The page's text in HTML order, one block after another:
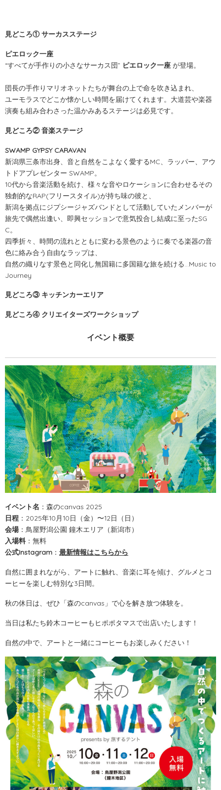
見どころ① サーカスステージ
ピエロック一座
“すべてが手作りの小さなサーカス団” ピエロック一座 が登場。
団長の手作りマリオネットたちが舞台の上で命を吹き込まれ、
ユーモラスでどこか懐かしい時間を届けてくれます。大道芸や楽器
演奏も組み合わさった温かみあるステージは必見です。
見どころ② 音楽ステージ
SWAMP GYPSY CARAVAN
新潟県三条市出身、音と自然をこよなく愛するMC、ラッパー、アウ
トドアプレゼンター SWAMP。
10代から音楽活動を続け、様々な音やロケーションに合わせるその
独創的なRAP(フリースタイル)が持ち味の彼と、
新潟を拠点にジプシージャズバンドとして活動していたメンバーが
旅先で偶然出逢い、即興セッションで意気投合し結成に至ったSG
C。
四季折々、時間の流れとともに変わる景色のように奏でる楽器の音
色に絡み合う自由なラップは、
自然の織りなす景色と同化し無国籍に多国籍な旅を続ける…Music to
Journey
見どころ③ キッチンカーエリア
見どころ④ クリエイターズワークショップ
イベント概要
イベント名 ：森のcanvas 2025
日程 ：2025年10月10日（金）〜12日（日）
会場：鳥屋野潟公園 鐘木エリア（新潟市）
入場料 ：無料
公式Instagram ： 最新情報はこちらから
自然に囲まれながら、アートに触れ、音楽に耳を傾け、グルメとコ
ーヒーを楽しむ特別な3日間。
秋の休日は、ぜひ「森のcanvas」で心を解き放つ体験を。
当日は私たち鈴木コーヒーもヒポポタマスで出店いたします！
自然の中で、アートと一緒にコーヒーもお楽しみください！